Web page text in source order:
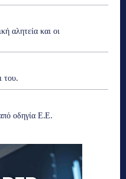
αλητεία και οι
του.
οδηγία Ε.Ε.